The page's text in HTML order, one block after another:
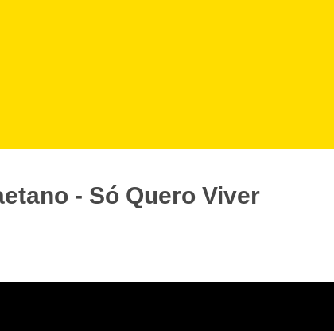
- Só Quero Viver